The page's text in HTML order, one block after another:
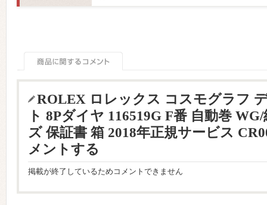
ROLEX ロレックス コスモグラフ
ト 8Pダイヤ 116519G F番 自動巻
ズ 保証書 箱 2018年正規サービス
メントする
掲載が終了しているためコメントできません